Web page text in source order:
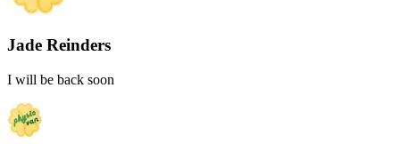
Jade Reinders
I will be back soon